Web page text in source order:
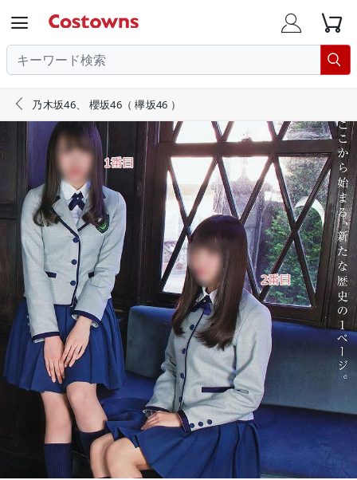
  

 乃木坂46、 櫻坂46（ 欅坂46 ）